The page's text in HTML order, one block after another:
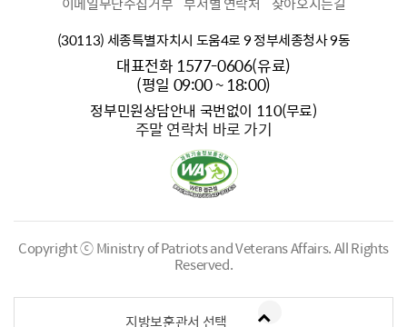
(30113) 세종특별자치시 도움4로 9 정부세종청사 9동
대표전화 1577-0606(유료)
(평일 09:00 ~ 18:00)
정부민원상담안내 국번없이 110(무료)
주말 연락처 바로 가기
Copyright ⓒ Ministry of Patriots and Veterans Affairs.All Rights
Reserved.
지방보훈관서 선택